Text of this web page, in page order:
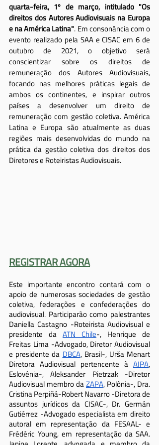
quarta-feira, 1º de março, intitulado "Os
direitos dos Autores Audiovisuais na Europa
e na América Latina". Em consonância com o
evento realizado pela SAA e CISAC em 6 de
outubro de 2021, o objetivo será
conscientizar sobre os direitos de
remuneração dos Autores Audiovisuais,
focando nas melhores práticas legais de
ambos os continentes, e inspirar outros
países a desenvolver um direito de
remuneração com gestão coletiva. América
Latina e Europa são atualmente as duas
regiões mais desenvolvidas do mundo na
prática da gestão coletiva dos direitos dos
Diretores e Roteiristas Audiovisuais.
REGISTRAR AGORA
Este importante encontro contará com o
apoio de numerosas sociedades de gestão
coletiva, federações e confederações do
audiovisual. Participarão como palestrantes
Daniella Castagno -Roteirista Audiovisual e
presidente da ATN Chile-, Henrique de
Freitas Lima -Advogado, Diretor Audiovisual
e presidente da DBCA, Brasil-, Urša Menart
Diretora Audiovisual pertencente à AIPA,
Eslovênia-, Aleksander Pietrzak -Diretor
Audiovisual membro da ZAPA, Polônia-, Dra.
Cristina Perpiñá-Robert Navarro -Diretora de
assuntos jurídicos da CISAC-, Dr. Germán
Gutiérrez -Advogado especialista em direito
autoral em representação da FESAAL- e
Frédéric Young, em representação da SAA.